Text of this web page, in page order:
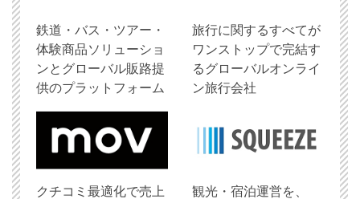
鉄道・バス・ツアー・
体験商品ソリューショ
ンとグローバル販路提
供のプラットフォーム
旅行に関するすべてが
ワンストップで完結す
るグローバルオンライ
ン旅行会社
クチコミ最適化で売上
観光・宿泊運営を、